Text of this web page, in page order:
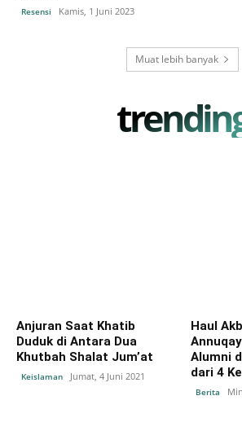
Resensi Kamis, 1 Juni 2023
Muat lebih banyak
Anjuran Saat Khatib
Duduk di Antara Dua
Khutbah Shalat Jum’at
Keislaman Jumat, 4 Juni 2021
Haul
Alumni
dari 4
Berita